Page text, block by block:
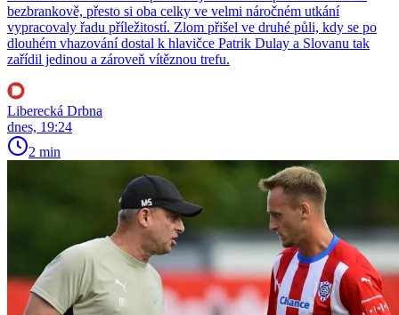
bezbrankově, přesto si oba celky ve velmi náročném utkání
vypracovaly řadu příležitostí. Zlom přišel ve druhé půli, kdy se po
dlouhém vhazování dostal k hlavičce Patrik Dulay a Slovanu tak
zařídil jedinou a zároveň vítěznou trefu.
Liberecká Drbna
dnes, 19:24
2 min